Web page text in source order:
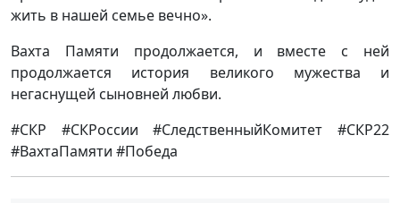
жить в нашей семье вечно».
Вахта Памяти продолжается, и вместе с ней
продолжается история великого мужества и
негаснущей сыновней любви.
#СКР #СКРоссии #СледственныйКомитет #СКР22
#ВахтаПамяти #Победа